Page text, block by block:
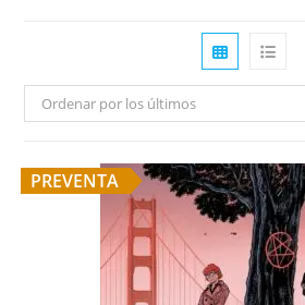
Ordenar por los últimos
PREVENTA